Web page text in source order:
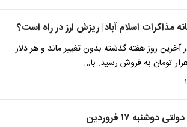
مذاکرات اسلام آباد| ریزش ارز در راه است؟
در آخرین روز هفته گذشته بدون تغییر ماند و هر دلار
۱۷ فروردین